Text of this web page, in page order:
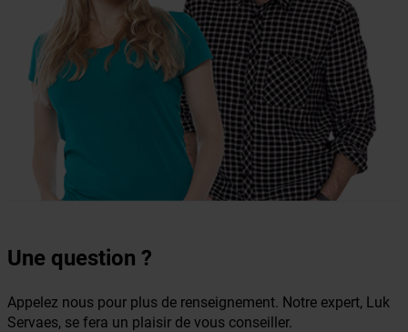
Une question ?
Appelez nous pour plus de renseignement. Notre expert, Luk
Servaes, se fera un plaisir de vous conseiller.